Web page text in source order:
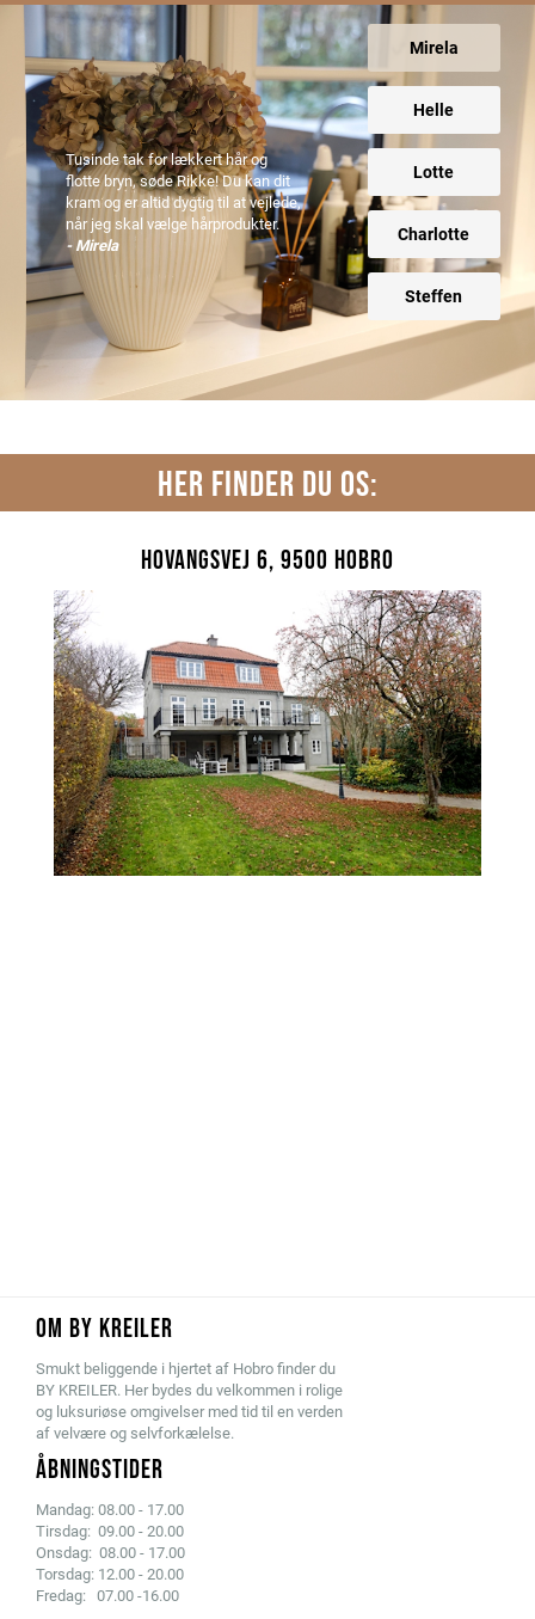
Mirela
Helle
Lotte
Charlotte
Steffen
Tusinde tak for lækkert hår og
flotte bryn, søde Rikke! Du kan dit
kram og er altid dygtig til at vejlede,
når jeg skal vælge hårprodukter.
- Mirela
HER FINDER DU OS:
Hovangsvej 6, 9500 Hobro
OM BY KREILER
Smukt beliggende i hjertet af Hobro finder du
BY KREILER. Her bydes du velkommen i rolige
og luksuriøse omgivelser med tid til en verden
af velvære og selvforkælelse.
ÅBNINGSTIDER
Mandag: 08.00 - 17.00
Tirsdag: 09.00 - 20.00
Onsdag: 08.00 - 17.00
Torsdag: 12.00 - 20.00
Fredag: 07.00 -16.00